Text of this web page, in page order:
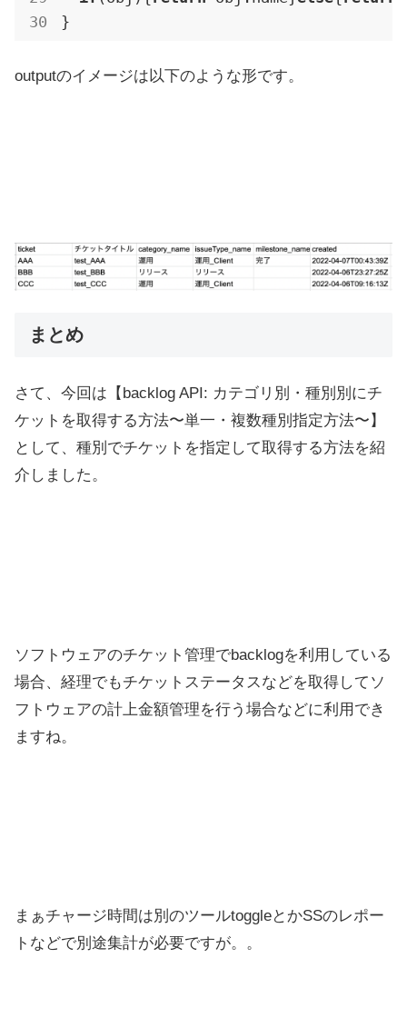
}
outputのイメージは以下のような形です。
まとめ
さて、今回は【backlog API: カテゴリ別・種別別にチ
ケットを取得する方法〜単一・複数種別指定方法〜】
として、種別でチケットを指定して取得する方法を紹
介しました。
ソフトウェアのチケット管理でbacklogを利用している
場合、経理でもチケットステータスなどを取得してソ
フトウェアの計上金額管理を行う場合などに利用でき
ますね。
まぁチャージ時間は別のツールtoggleとかSSのレポー
トなどで別途集計が必要ですが。。